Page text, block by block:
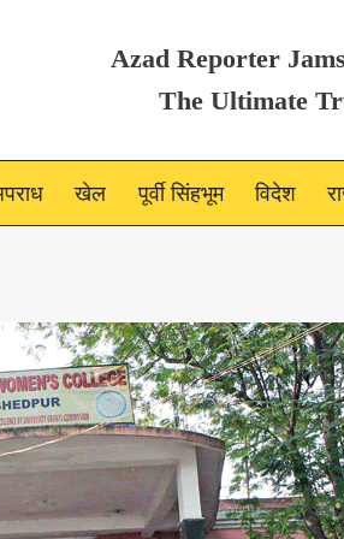
Azad Reporter
The Ultimate
खेल पूर्वी सिंहभूम विदेश